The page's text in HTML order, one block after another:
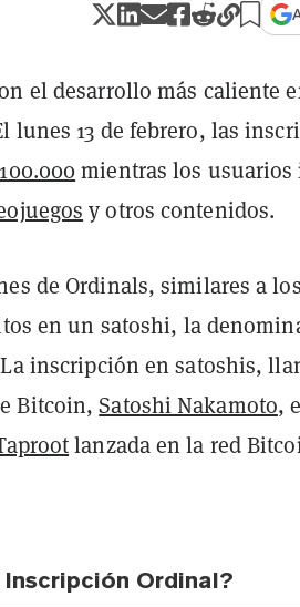
el desarrollo más caliente
lunes 13 de febrero, las
100.000mientras los
y otros contenidos.
de Ordinals, similares a
en un satoshi, la
inscripción en satoshis,
Bitcoin,Satoshi Nakamoto,
lanzada en la red
Inscripción Ordinal?